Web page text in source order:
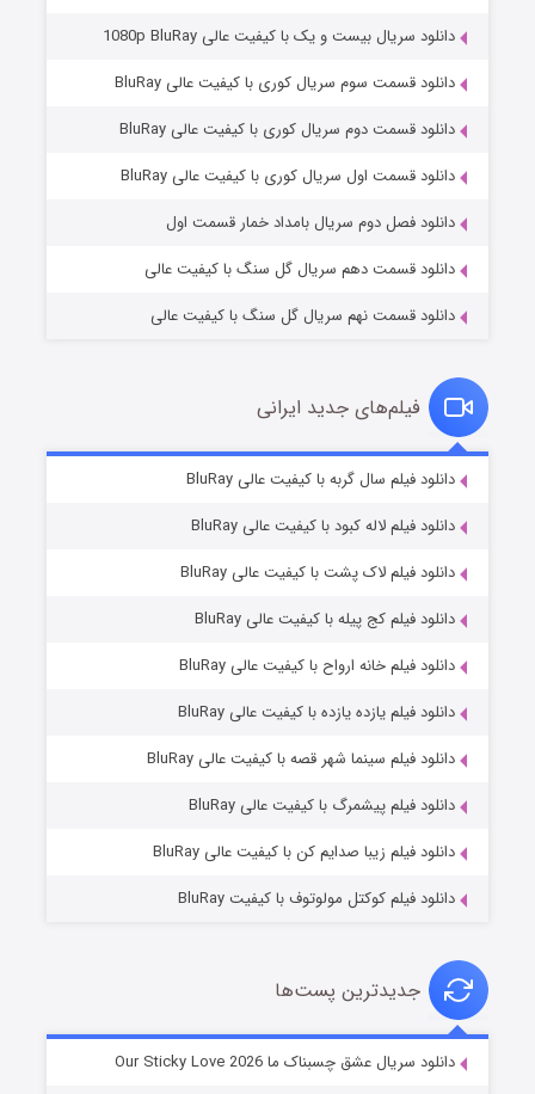
وستی ها
قسمت۱ (زیرنویس) منتشر شد
قسمت۶ (زیرنویس) منتشر شد
شوهر
دانلود سریال بیست و یک با کیفیت عالی 1080p BluRay
دانلود قسمت سوم سریال کوری با کیفیت عالی BluRay
دانلود قسمت دوم سریال کوری با کیفیت عالی BluRay
دانلود قسمت اول سریال کوری با کیفیت عالی BluRay
دانلود فصل دوم سریال بامداد خمار قسمت اول
دانلود قسمت دهم سریال گل سنگ با کیفیت عالی
دانلود قسمت نهم سریال گل سنگ با کیفیت عالی
فیلم‌های جدید ایرانی
دانلود فیلم سال گربه با کیفیت عالی BluRay
دانلود فیلم لاله کبود با کیفیت عالی BluRay
دانلود فیلم لاک پشت با کیفیت عالی BluRay
دانلود فیلم کج‌ پیله با کیفیت عالی BluRay
دانلود فیلم خانه ارواح با کیفیت عالی BluRay
دانلود فیلم یازده یازده با کیفیت عالی BluRay
دانلود فیلم سینما شهر قصه با کیفیت عالی BluRay
دانلود فیلم پیشمرگ با کیفیت عالی BluRay
دانلود فیلم زیبا صدایم کن با کیفیت عالی BluRay
دانلود فیلم کوکتل مولوتوف با کیفیت BluRay
جدیدترین پست‌ها
دانلود سریال عشق چسبناک ما Our Sticky Love 2026